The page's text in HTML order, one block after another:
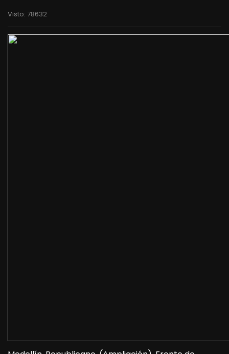
Visto: 78632